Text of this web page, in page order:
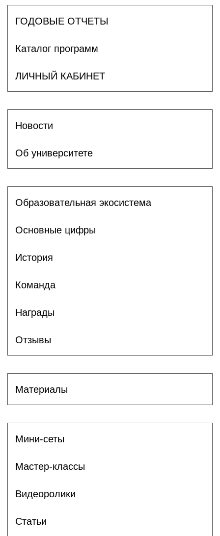
ГОДОВЫЕ ОТЧЕТЫ
Каталог программ
ЛИЧНЫЙ КАБИНЕТ
Новости
Об университете
Образовательная экосистема
Основные цифры
История
Команда
Награды
Отзывы
Материалы
Мини-сеты
Мастер-классы
Видеоролики
Статьи